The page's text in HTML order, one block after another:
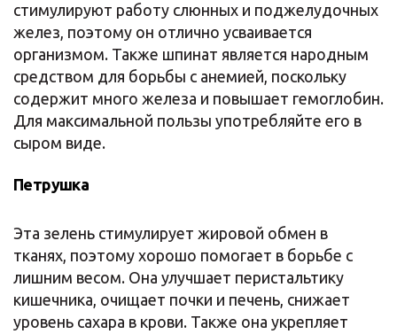
стимулируют работу слюнных и поджелудочных
желез, поэтому он отлично усваивается
организмом. Также шпинат является народным
средством для борьбы с анемией, поскольку
содержит много железа и повышает гемоглобин.
Для максимальной пользы употребляйте его в
сыром виде.
Петрушка
Эта зелень стимулирует жировой обмен в
тканях, поэтому хорошо помогает в борьбе с
лишним весом. Она улучшает перистальтику
кишечника, очищает почки и печень, снижает
уровень сахара в крови. Также она укрепляет